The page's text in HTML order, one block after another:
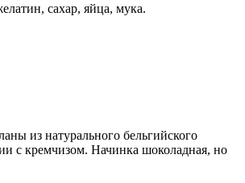
сахар, яйца, мука.
из натурального бельгийского
с кремчизом. Начинка шоколадная, но